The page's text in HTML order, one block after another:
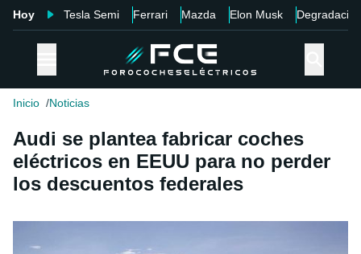
Hoy Tesla Semi Ferrari Mazda Elon Musk Degradación
Inicio Noticias
Audi se plantea fabricar coches
eléctricos en EEUU para no perder
los descuentos federales